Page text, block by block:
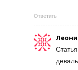
Ответить